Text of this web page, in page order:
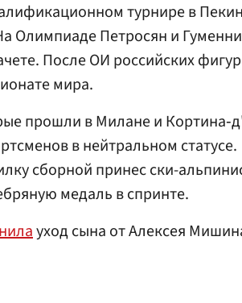
турнире в
Олимпиаде Петросян и
После ОИ российских
мира.
прошли в Милане и
в нейтральном статусе.
сборной принес ски-
медаль в спринте.
уход сына от Алексея